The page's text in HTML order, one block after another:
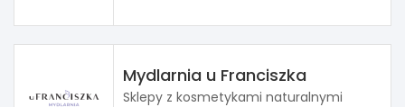
Mydlarnia u Franciszka
Sklepy z kosmetykami naturalnymi